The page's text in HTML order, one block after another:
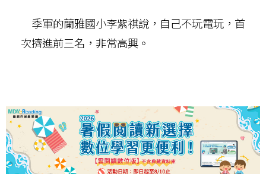
季軍的蘭雅國小李紫祺說，自己不玩電玩，首
次擠進前三名，非常高興。